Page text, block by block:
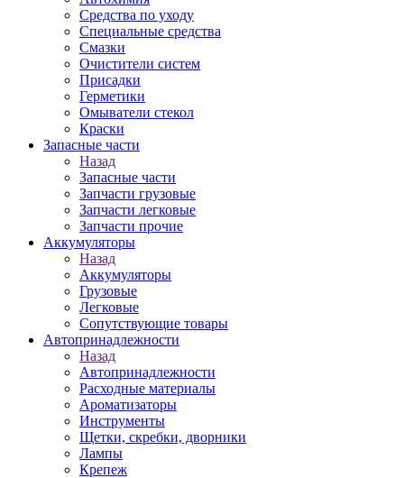
Средства по уходу
Специальные средства
Смазки
Очистители систем
Присадки
Герметики
Омыватели стекол
Краски
Запасные части
Назад
Запасные части
Запчасти грузовые
Запчасти легковые
Запчасти прочие
Аккумуляторы
Назад
Аккумуляторы
Грузовые
Легковые
Сопутствующие товары
Автопринадлежности
Назад
Автопринадлежности
Расходные материалы
Ароматизаторы
Инструменты
Щетки, скребки, дворники
Лампы
Крепеж